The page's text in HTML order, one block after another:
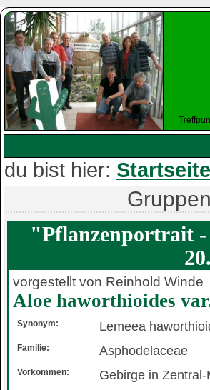
du bist hier: Startseite
"Pflanzenportrait -
vorgestellt von Reinhold Winde
Aloe haworthioides
Synonym: Lemeea
Familie: Asphodelaceae
Vorkommen: Gebirge in